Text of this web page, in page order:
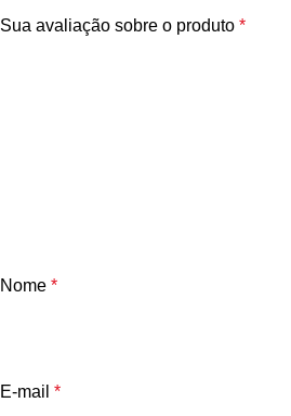
Sua avaliação sobre o produto *
Nome *
E-mail *